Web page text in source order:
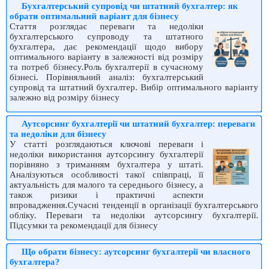
Бухгалтерський супровід чи штатний бухгалтер: як
обрати оптимальний варіант для бізнесу
Стаття розглядає переваги та недоліки
бухгалтерського супроводу та штатного
бухгалтера, дає рекомендації щодо вибору
оптимального варіанту в залежності від розміру
та потреб бізнесу.Роль бухгалтерії в сучасному
бізнесі. Порівняльний аналіз: бухгалтерський
супровід та штатний бухгалтер. Вибір оптимального варіанту
залежно від розміру бізнесу
Аутсорсинг бухгалтерії чи штатний бухгалтер: переваги
та недоліки для бізнесу
У статті розглядаються ключові переваги і
недоліки використання аутсорсингу бухгалтерії
порівняно з триманням бухгалтера у штаті.
Аналізуються особливості такої співпраці, її
актуальність для малого та середнього бізнесу, а
також ризики і практичні аспекти
впровадження.Сучасні тенденції в організації бухгалтерського
обліку. Переваги та недоліки аутсорсингу бухгалтерії.
Підсумки та рекомендації для бізнесу
Що обрати бізнесу: аутсорсинг бухгалтерії чи власного
бухгалтера?